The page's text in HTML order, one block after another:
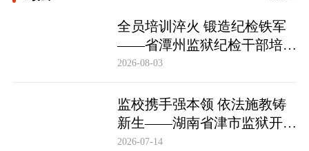
全员培训淬火 锻造纪检铁军
——省潭州监狱纪检干部培训
实现全覆盖
2026-08-03
监校携手强本领 依法施教铸
新生——湖南省津市监狱开展
基层警察教育改造专项技能培
2026-07-14